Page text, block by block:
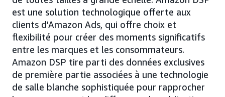
est une solution technologique offerte aux
clients d’Amazon Ads, qui offre choix et
flexibilité pour créer des moments significatifs
entre les marques et les consommateurs.
Amazon DSP tire parti des données exclusives
de première partie associées à une technologie
de salle blanche sophistiquée pour rapprocher